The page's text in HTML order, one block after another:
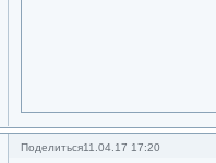
Поделиться11.04.17 17:20